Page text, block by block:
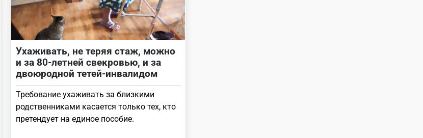
Ухаживать, не теряя стаж, можно
и за 80-летней свекровью, и за
двоюродной тетей-инвалидом
Требование ухаживать за близкими
родственниками касается только тех, кто
претендует на единое пособие.